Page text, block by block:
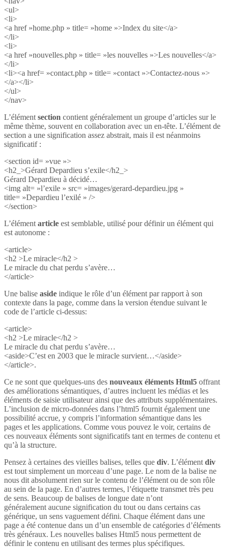
<ul>
<li>
<a href »home.php » title= »home »>Index du site</a>
</li>
<li>
<a href »nouvelles.php » title= »les nouvelles »>Les nouvelles</a>
</li>
<li><a href= »contact.php » title= »contact »>Contactez-nous »>
</a></li>
</ul>
</nav>
L’élément section contient généralement un groupe d’articles sur le
même thème, souvent en collaboration avec un en-tête. L’élément de
section a une signification assez abstrait, mais il est néanmoins
significatif :
<section id= »vue »>
<h2_>Gérard Depardieu s’exile</h2_>
Gérard Depardieu à décidé…
<img alt= »l’exile » src= »images/gerard-depardieu.jpg »
title= »Depardieu l’exilé » />
</section>
L’élément article est semblable, utilisé pour définir un élément qui
est autonome :
<article>
<h2 >Le miracle</h2 >
Le miracle du chat perdu s’avère…
</article>
Une balise aside indique le rôle d’un élément par rapport à son
contexte dans la page, comme dans la version étendue suivant le
code de l’article ci-dessus:
<article>
<h2 >Le miracle</h2 >
Le miracle du chat perdu s’avère…
<aside>C’est en 2003 que le miracle survient…</aside>
</article>.
Ce ne sont que quelques-uns des nouveaux éléments Html5 offrant
des améliorations sémantiques, d’autres incluent les médias et les
éléments de saisie utilisateur ainsi que des attributs supplémentaires.
L’inclusion de micro-données dans l’html5 fournit également une
possibilité accrue, y compris l’information sémantique dans les
pages et les applications. Comme vous pouvez le voir, certains de
ces nouveaux éléments sont significatifs tant en termes de contenu et
qu’à la structure.
Pensez à certaines des vieilles balises, telles que div. L’élément div
est tout simplement un morceau d’une page. Le nom de la balise ne
nous dit absolument rien sur le contenu de l’élément ou de son rôle
au sein de la page. En d’autres termes, l’étiquette transmet très peu
de sens. Beaucoup de balises de longue date n’ont
généralement aucune signification du tout ou dans certains cas
générique, un sens vaguement défini. Chaque élément dans une
page a été contenue dans un d’un ensemble de catégories d’éléments
très généraux. Les nouvelles balises Html5 nous permettent de
définir le contenu en utilisant des termes plus spécifiques.